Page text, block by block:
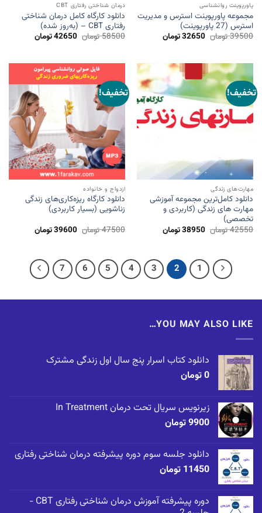
پاورپوینت روانشناسی
مجموعه پاورپوینت استرس‌ و مدیریت
استرس (27 پاورپوینت)
39500تومان قیمت
32650تومانقیمت
فعلی
درمان شناختی رفتاری CBT
دانلود کارگاه کامل درمان شناختی
رفتاری CBT – (به‌روز شده)
58500تومان قیمت
42650تومانقیمت
فعلی
تخفیف!
مهارت‌های زندگی
دانلود کامل‌ترین مجموعه آموزشی
مهارت های زندگی (کاربردی و
تخصصی)
42550تومان قیمت
38950تومانقیمت
فعلی
تخفیف!
ازدواج و خانواده
دانلود کارگاه ریزه‌کاری‌های زندگی
زناشویی (بسیار کاربردی)
47500تومان قیمت
39600تومانقیمت
فعلی
1
2
3
4
5
6
7
YOU MAY ALSO LIKE…
دانلود کتاب اسرار پنج سال اول زندگی مشترک
0تومان
زیرنویس سریال تحت درمان In Treatment
9900تومان
دانلود جلسه سوم دوره پیشرفته درمان شناختی رفتاری
11450 تومان
دوره پیشرفته آموزش درمان شناختی رفتاری CBT -